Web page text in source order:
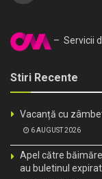
– Servicii
Stiri Recente
Vacanță cu
6 AUGUST 2026
Apel către
au buletinul